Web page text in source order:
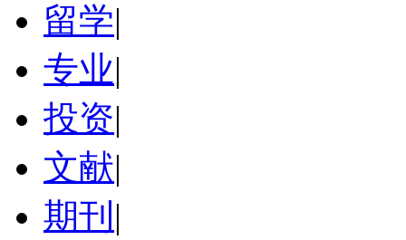
留学|
专业|
投资|
文献|
期刊 |